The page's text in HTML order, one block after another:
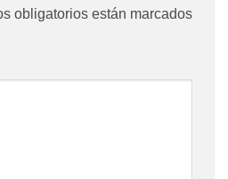
obligatorios están marcados